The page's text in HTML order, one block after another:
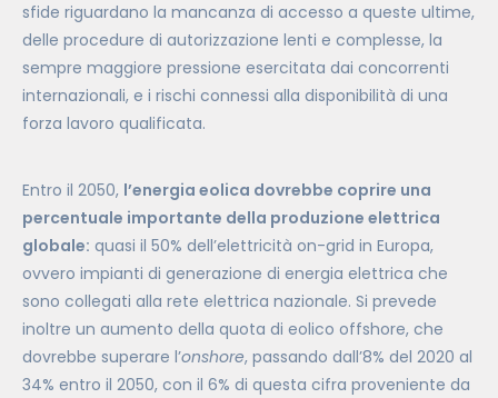
sfide riguardano la mancanza di accesso a queste ultime,
delle procedure di autorizzazione lenti e complesse, la
sempre maggiore pressione esercitata dai concorrenti
internazionali, e i rischi connessi alla disponibilità di una
forza lavoro qualificata.
Entro il 2050, l’energia eolica dovrebbe coprire una
percentuale importante della produzione elettrica
globale: quasi il 50% dell’elettricità on-grid in Europa,
ovvero impianti di generazione di energia elettrica che
sono collegati alla rete elettrica nazionale. Si prevede
inoltre un aumento della quota di eolico offshore, che
dovrebbe superare l’onshore, passando dall’8% del 2020 al
34% entro il 2050, con il 6% di questa cifra proveniente da